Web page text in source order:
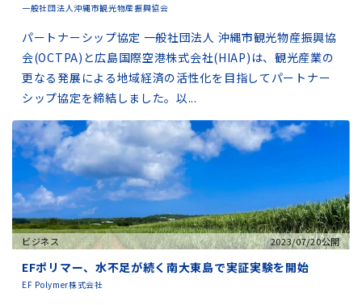
一般社団法人沖縄市観光物産振興協会
パートナーシップ協定 一般社団法人 沖縄市観光物産振興協
会(OCTPA)と広島国際空港株式会社(HIAP)は、観光産業の
更なる発展による地域経済の活性化を目指してパートナー
シップ協定を締結しました。以...
ビジネス 2023/07/20公開
EFポリマー、水不足が続く南大東島で実証実験を開始
EF Polymer株式会社